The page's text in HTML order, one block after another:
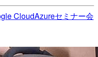
CloudAzureセミナー会